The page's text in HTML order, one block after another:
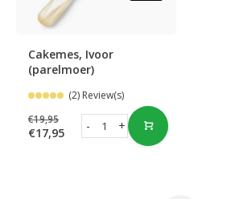
Cakemes, Ivoor
(parelmoer)
(2) Review(s)
€19,95
€17,95 +
-